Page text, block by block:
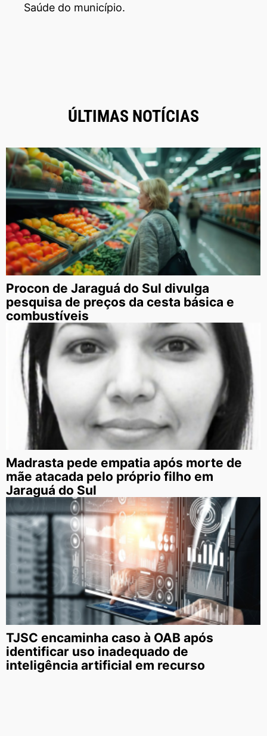
Saúde do município.
ÚLTIMAS NOTÍCIAS
Procon de Jaraguá do Sul divulga
pesquisa de preços da cesta básica e
combustíveis
Madrasta pede empatia após morte de
mãe atacada pelo próprio filho em
Jaraguá do Sul
TJSC encaminha caso à OAB após
identificar uso inadequado de
inteligência artificial em recurso